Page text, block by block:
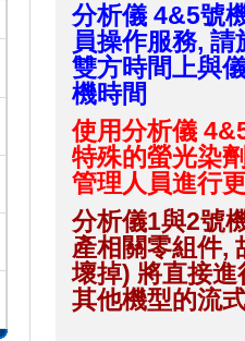
分析儀 4&5號
員操作服務,
雙方時間上與
機時間
使用分析儀
特殊的螢光染
管理人員進行
分析儀1與2號
產相關零組件,
壞掉) 將直接
其他機型的流